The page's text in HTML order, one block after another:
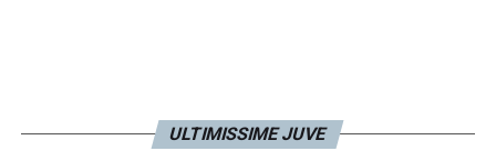
ULTIMISSIME JUVE